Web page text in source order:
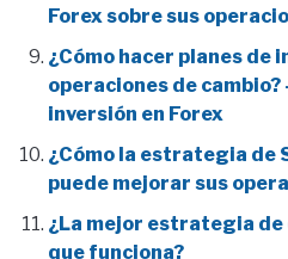
Forex sobre sus
¿Cómo hacer planes de
operaciones de cambio?
inversión en Forex
¿Cómo la estrategia de
puede mejorar sus
¿La mejor estrategia de
que funciona?